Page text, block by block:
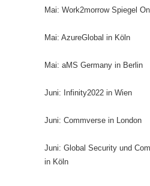
Mai: Work2morrow Spiegel
Mai: AzureGlobal in Köln
Mai: aMS Germany in Berlin
Juni: Infinity2022 in Wien
Juni: Commverse in London
Juni: Global Security und
in Köln